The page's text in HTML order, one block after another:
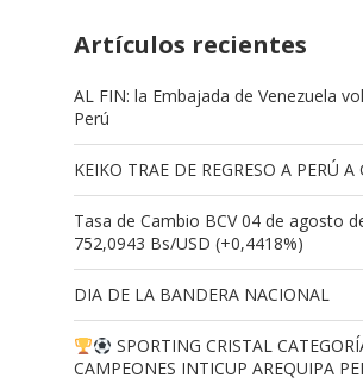
Artículos recientes
AL FIN: la Embajada de Venezuela
Perú
KEIKO TRAE DE REGRESO A PERÚ
Tasa de Cambio BCV 04 de agosto
752,0943 Bs/USD (+0,4418%)
DIA DE LA BANDERA NACIONAL
SPORTING CRISTAL
CAMPEONES INTICUP AREQUIPA